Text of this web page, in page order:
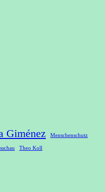
Giménez Menschenschutz
Theo Koll